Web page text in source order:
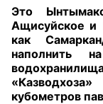
Это
Ащисуйское и
как
наполнить
кубометров